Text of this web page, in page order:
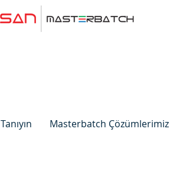
Masterbatch Çözümlerimiz